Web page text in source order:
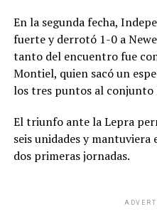
En la segunda fecha,
fuerte y derrotó 1-0 a
tanto del encuentro fue
Montiel, quien sacó un
los tres puntos al conjunto
El triunfo ante la Lepra
seis unidades y mantuviera
dos primeras jornadas.